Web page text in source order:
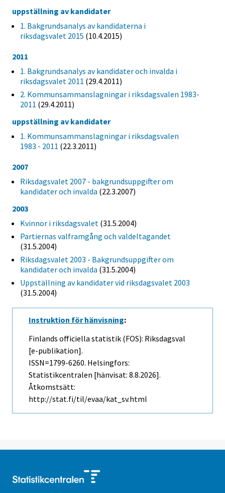
uppställning av kandidater
1. Bakgrundsanalys av kandidaterna i
riksdagsvalet 2015 (10.4.2015)
2011
1. Bakgrundsanalys av kandidater och invalda i
riksdagsvalet 2011 (29.4.2011)
2. Kommunsammanslagningar i riksdagsvalen 1983-
2011 (29.4.2011)
uppställning av kandidater
1. Kommunsammanslagningar i riksdagsvalen
1983 - 2011 (22.3.2011)
2007
Riksdagsvalet 2007 - bakgrundsuppgifter om
kandidater och invalda (22.3.2007)
2003
Kvinnor i riksdagsvalet (31.5.2004)
Partiernas valframgång och valdeltagandet
(31.5.2004)
Riksdagsvalet 2003 - Bakgrundsuppgifter om
kandidater och invalda (31.5.2004)
Uppställning av kandidater vid riksdagsvalet 2003
(31.5.2004)
Instruktion för hänvisning:
Finlands officiella statistik (FOS): Riksdagsval
[e-publikation].
ISSN=1799-6260. Helsingfors:
Statistikcentralen [hänvisat: 8.8.2026].
Åtkomstsätt:
http://stat.fi/til/evaa/kat_sv.html